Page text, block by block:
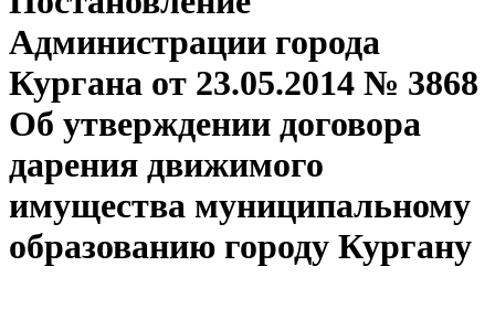
Администрации города
Кургана от 23.05.2014 № 3868
Об утверждении договора
дарения движимого
имущества муниципальному
образованию городу Кургану